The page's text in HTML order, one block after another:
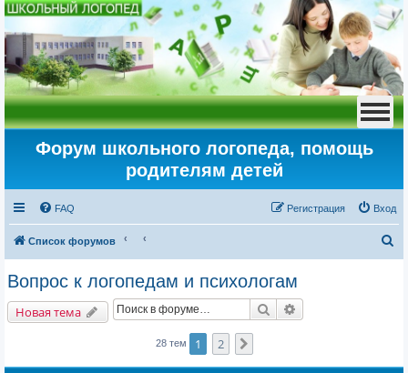
Форум школьного логопеда, помощь
родителям детей
FAQ Вход
Регистрация
Список форумов
о
Вопрос к логопедам и психологам
Новая тема Поиск
28 тем 1 2